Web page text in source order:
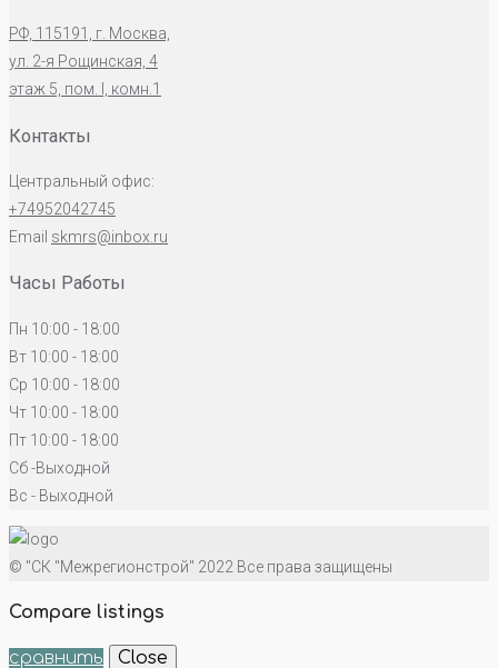
РФ, 115191, г. Москва,
ул. 2-я Рощинская, 4
этаж 5, пом. I, комн.1
Контакты
Центральный офис:
+74952042745
Email skmrs@inbox.ru
Часы Работы
Пн 10:00 - 18:00
Вт 10:00 - 18:00
Ср 10:00 - 18:00
Чт 10:00 - 18:00
Пт 10:00 - 18:00
Сб -Выходной
Вс - Выходной
© "СК "Межрегионстрой" 2022 Все права защищены
Compare listings
сравнить
Close